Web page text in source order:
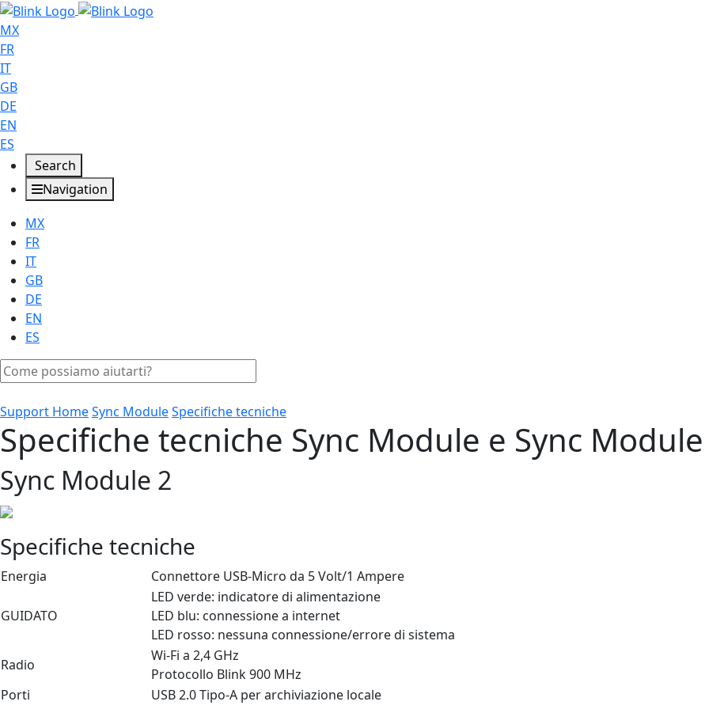
MX
FR
IT
GB
DE
EN
ES
Search
Navigation
MX
FR
IT
GB
DE
EN
ES
Support HomeSync ModuleSpecifiche tecniche
Specifiche tecniche Sync Module e Sync
Sync Module 2
Specifiche tecniche
Energia Connettore USB-Micro da 5 Volt/1 Ampere
GUIDATO
LED verde: indicatore di alimentazione
LED blu: connessione a internet
LED rosso: nessuna connessione/errore di sistema
Radio
Wi-Fi a 2,4 GHz
Protocollo Blink 900 MHz
Porti
USB 2.0 Tipo-A per archiviazione locale